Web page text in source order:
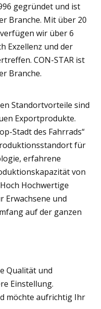
gegründet und ist
Branche. Mit über 20
wir über 6
Exzellenz und der
CON-STAR ist
Branche.
Standortvorteile sind
Exportprodukte.
Stadt des Fahrrads“
für
erfahrene
von
Hochwertige
Erwachsene und
auf der ganzen
Qualität und
Einstellung.
möchte aufrichtig Ihr